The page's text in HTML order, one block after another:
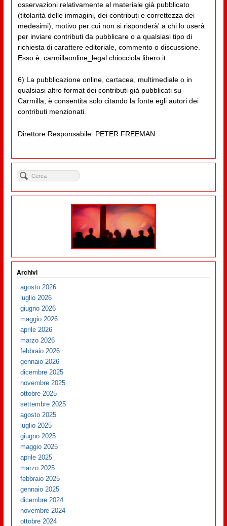
osservazioni relativamente al materiale già pubblicato
(titolarità delle immagini, dei contributi e correttezza dei
medesimi), motivo per cui non si risponderà' a chi lo userà
per inviare contributi da pubblicare o a qualsiasi tipo di
richiesta di carattere editoriale, commento o discussione.
Esso è: carmillaonline_legal chiocciola libero.it
6) La pubblicazione online, cartacea, multimediale o in
qualsiasi altro format dei contributi già pubblicati su
Carmilla, è consentita solo citando la fonte egli autori dei
contributi menzionati.
Direttore Responsabile: PETER FREEMAN
Archivi
agosto 2026
luglio 2026
giugno 2026
maggio 2026
aprile 2026
marzo 2026
febbraio 2026
gennaio 2026
dicembre 2025
novembre 2025
ottobre 2025
settembre 2025
agosto 2025
luglio 2025
giugno 2025
maggio 2025
aprile 2025
marzo 2025
febbraio 2025
gennaio 2025
dicembre 2024
novembre 2024
ottobre 2024